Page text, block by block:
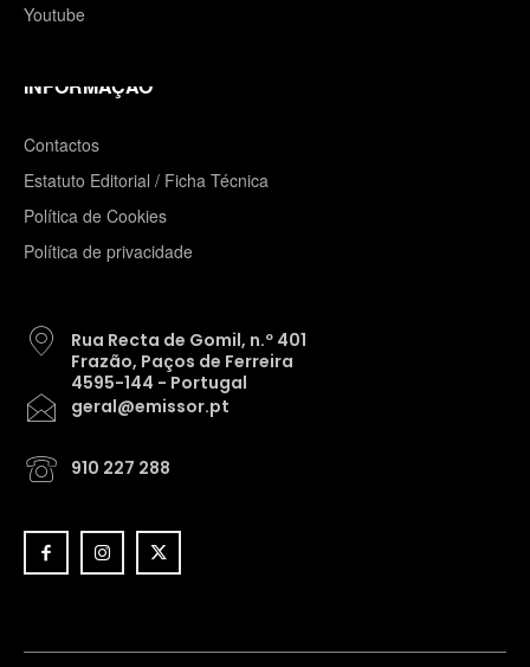
Youtube
INFORMAÇÃO
Contactos
Estatuto Editorial / Ficha Técnica
Política de Cookies
Política de privacidade
Rua Recta de Gomil, n.º 401
Frazão, Paços de Ferreira
4595-144 - Portugal
geral@emissor.pt
910 227 288